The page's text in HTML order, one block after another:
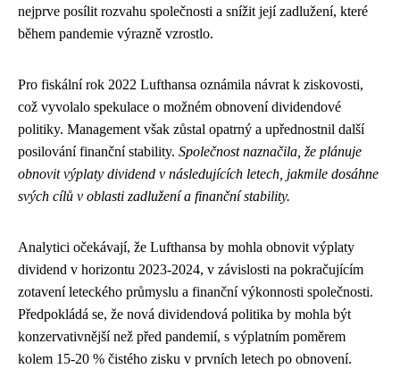
nejprve posílit rozvahu společnosti a snížit její zadlužení, které
během pandemie výrazně vzrostlo.
Pro fiskální rok 2022 Lufthansa oznámila návrat k ziskovosti,
což vyvolalo spekulace o možném obnovení dividendové
politiky. Management však zůstal opatrný a upřednostnil další
posilování finanční stability. Společnost naznačila, že plánuje
obnovit výplaty dividend v následujících letech, jakmile dosáhne
svých cílů v oblasti zadlužení a finanční stability.
Analytici očekávají, že Lufthansa by mohla obnovit výplaty
dividend v horizontu 2023-2024, v závislosti na pokračujícím
zotavení leteckého průmyslu a finanční výkonnosti společnosti.
Předpokládá se, že nová dividendová politika by mohla být
konzervativnější než před pandemií, s výplatním poměrem
kolem 15-20 % čistého zisku v prvních letech po obnovení.